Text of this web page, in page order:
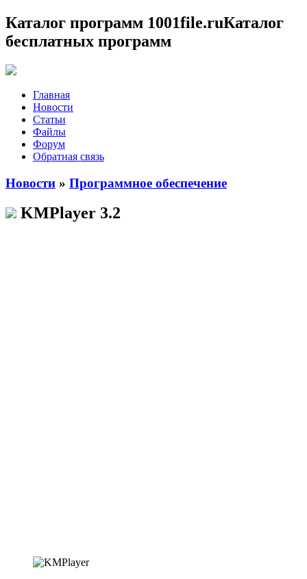
Каталог программ 1001file.ruКаталог
бесплатных программ
Главная
Новости
Статьи
Файлы
Форум
Обратная связь
Новости » Программное обеспечение
KMPlayer 3.2